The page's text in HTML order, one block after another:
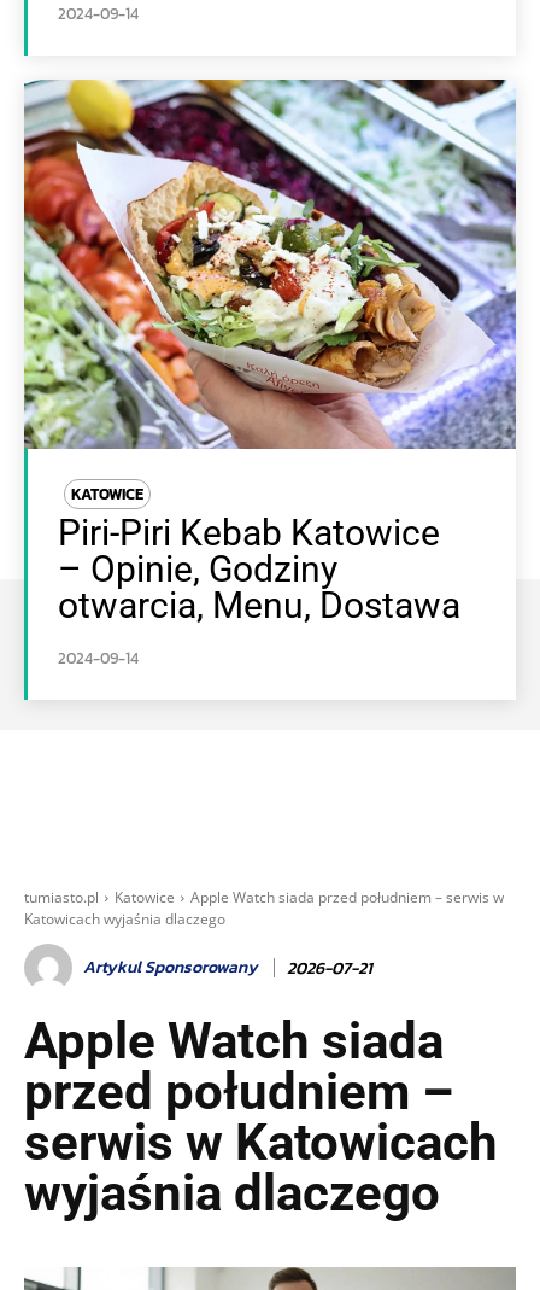
2024-09-14
KATOWICE
Piri-Piri Kebab Katowice
– Opinie, Godziny
otwarcia, Menu, Dostawa
2024-09-14